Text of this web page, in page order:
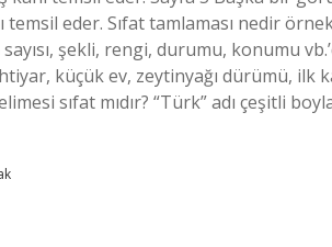
temsil eder. Sıfat tamlaması nedir
şekli, rengi, durumu, konumu
küçük ev, zeytinyağı dürümü, ilk
sıfat mıdır? “Türk” adı çeşitli